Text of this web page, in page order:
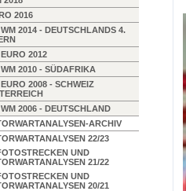
2016
2014 - DEUTSCHLANDS 4.
2012
2010 - SÜDAFRIKA
2008 - SCHWEIZ
2006 - DEUTSCHLAND
ARCHIV
22/23
UND
21/22
UND
20/21